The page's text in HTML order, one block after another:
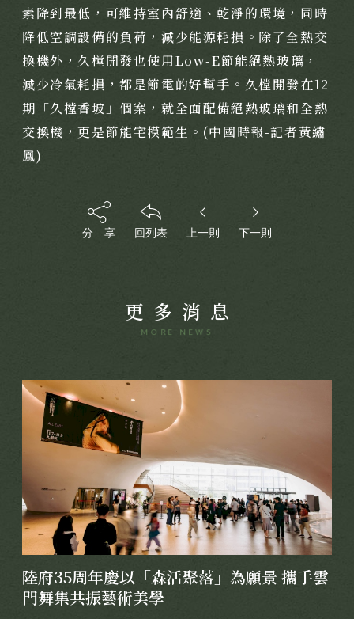
素降到最低，可維持室內舒適、乾淨的環境，同時
降低空調設備的負荷，減少能源耗損。除了全熱交
換機外，久樘開發也使用Low-E節能絕熱玻璃，
減少冷氣耗損，都是節電的好幫手。久樘開發在12
期「久樘香坡」個案，就全面配備絕熱玻璃和全熱
交換機，更是節能宅模範生。(中國時報-記者黃繡
鳳)
分 享 回列表 上一則 下一則
更多消息
MORE NEWS
陸府35周年慶以「森活聚落」為願景 攜手雲
門舞集共振藝術美學